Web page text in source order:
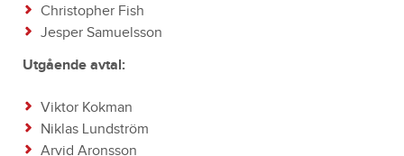
Christopher Fish
Jesper Samuelsson
Utgående avtal:
Viktor Kokman
Niklas Lundström
Arvid Aronsson